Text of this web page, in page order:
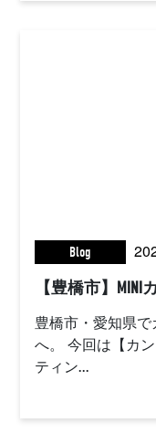
Blog
【豊橋市】MINI
豊橋市・愛知県
へ。 今回は【カ
ティン...